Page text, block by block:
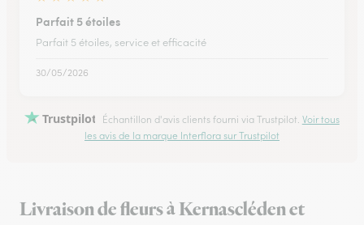
Parfait 5 étoiles
Parfait 5 étoiles, service et efficacité
30/05/2026
Trustpilot Échantillon d'avis clients fourni via Trustpilot. Voir tous
les avis de la marque Interflora sur Trustpilot
Livraison de fleurs à Kernascléden et